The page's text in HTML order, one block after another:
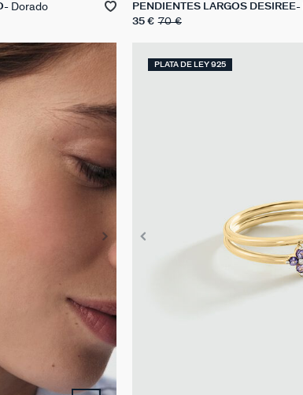
Dorado PENDIENTES LARGOS DESIREE
35 € 70 €
PLATA DE LEY 925